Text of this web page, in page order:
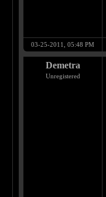
03-25-2011, 05:48 PM
Demetra
Unregistered